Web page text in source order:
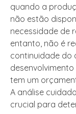
quando a
não estão
necessidade de
entanto, não é
continuidade do
tem um
A análise
crucial para